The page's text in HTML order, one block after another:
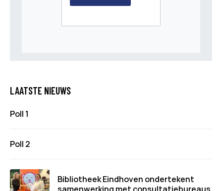
LAATSTE NIEUWS
Poll 1
Poll 2
Bibliotheek Eindhoven ondertekent